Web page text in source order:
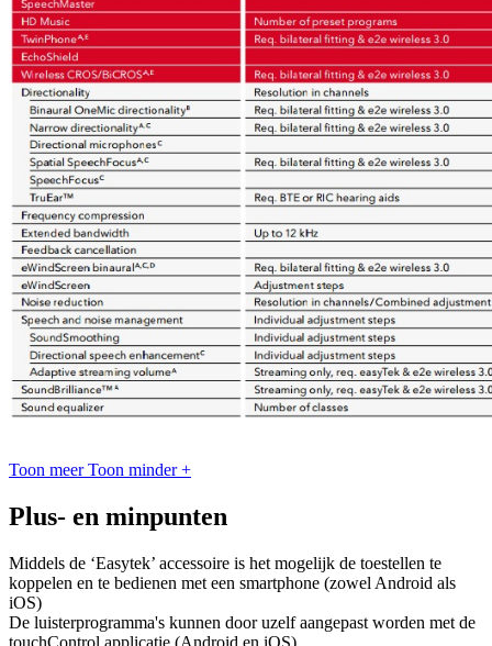
Toon meer Toon minder +
Plus- en minpunten
Middels de ‘Easytek’ accessoire is het mogelijk de toestellen te
koppelen en te bedienen met een smartphone (zowel Android als
iOS)
De luisterprogramma's kunnen door uzelf aangepast worden met de
touchControl applicatie (Android en iOS)